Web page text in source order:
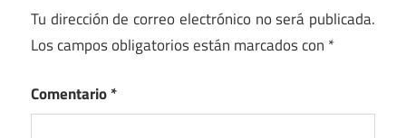
Tu dirección de correo electrónico no será publicada.
Los campos obligatorios están marcados con *
Comentario*